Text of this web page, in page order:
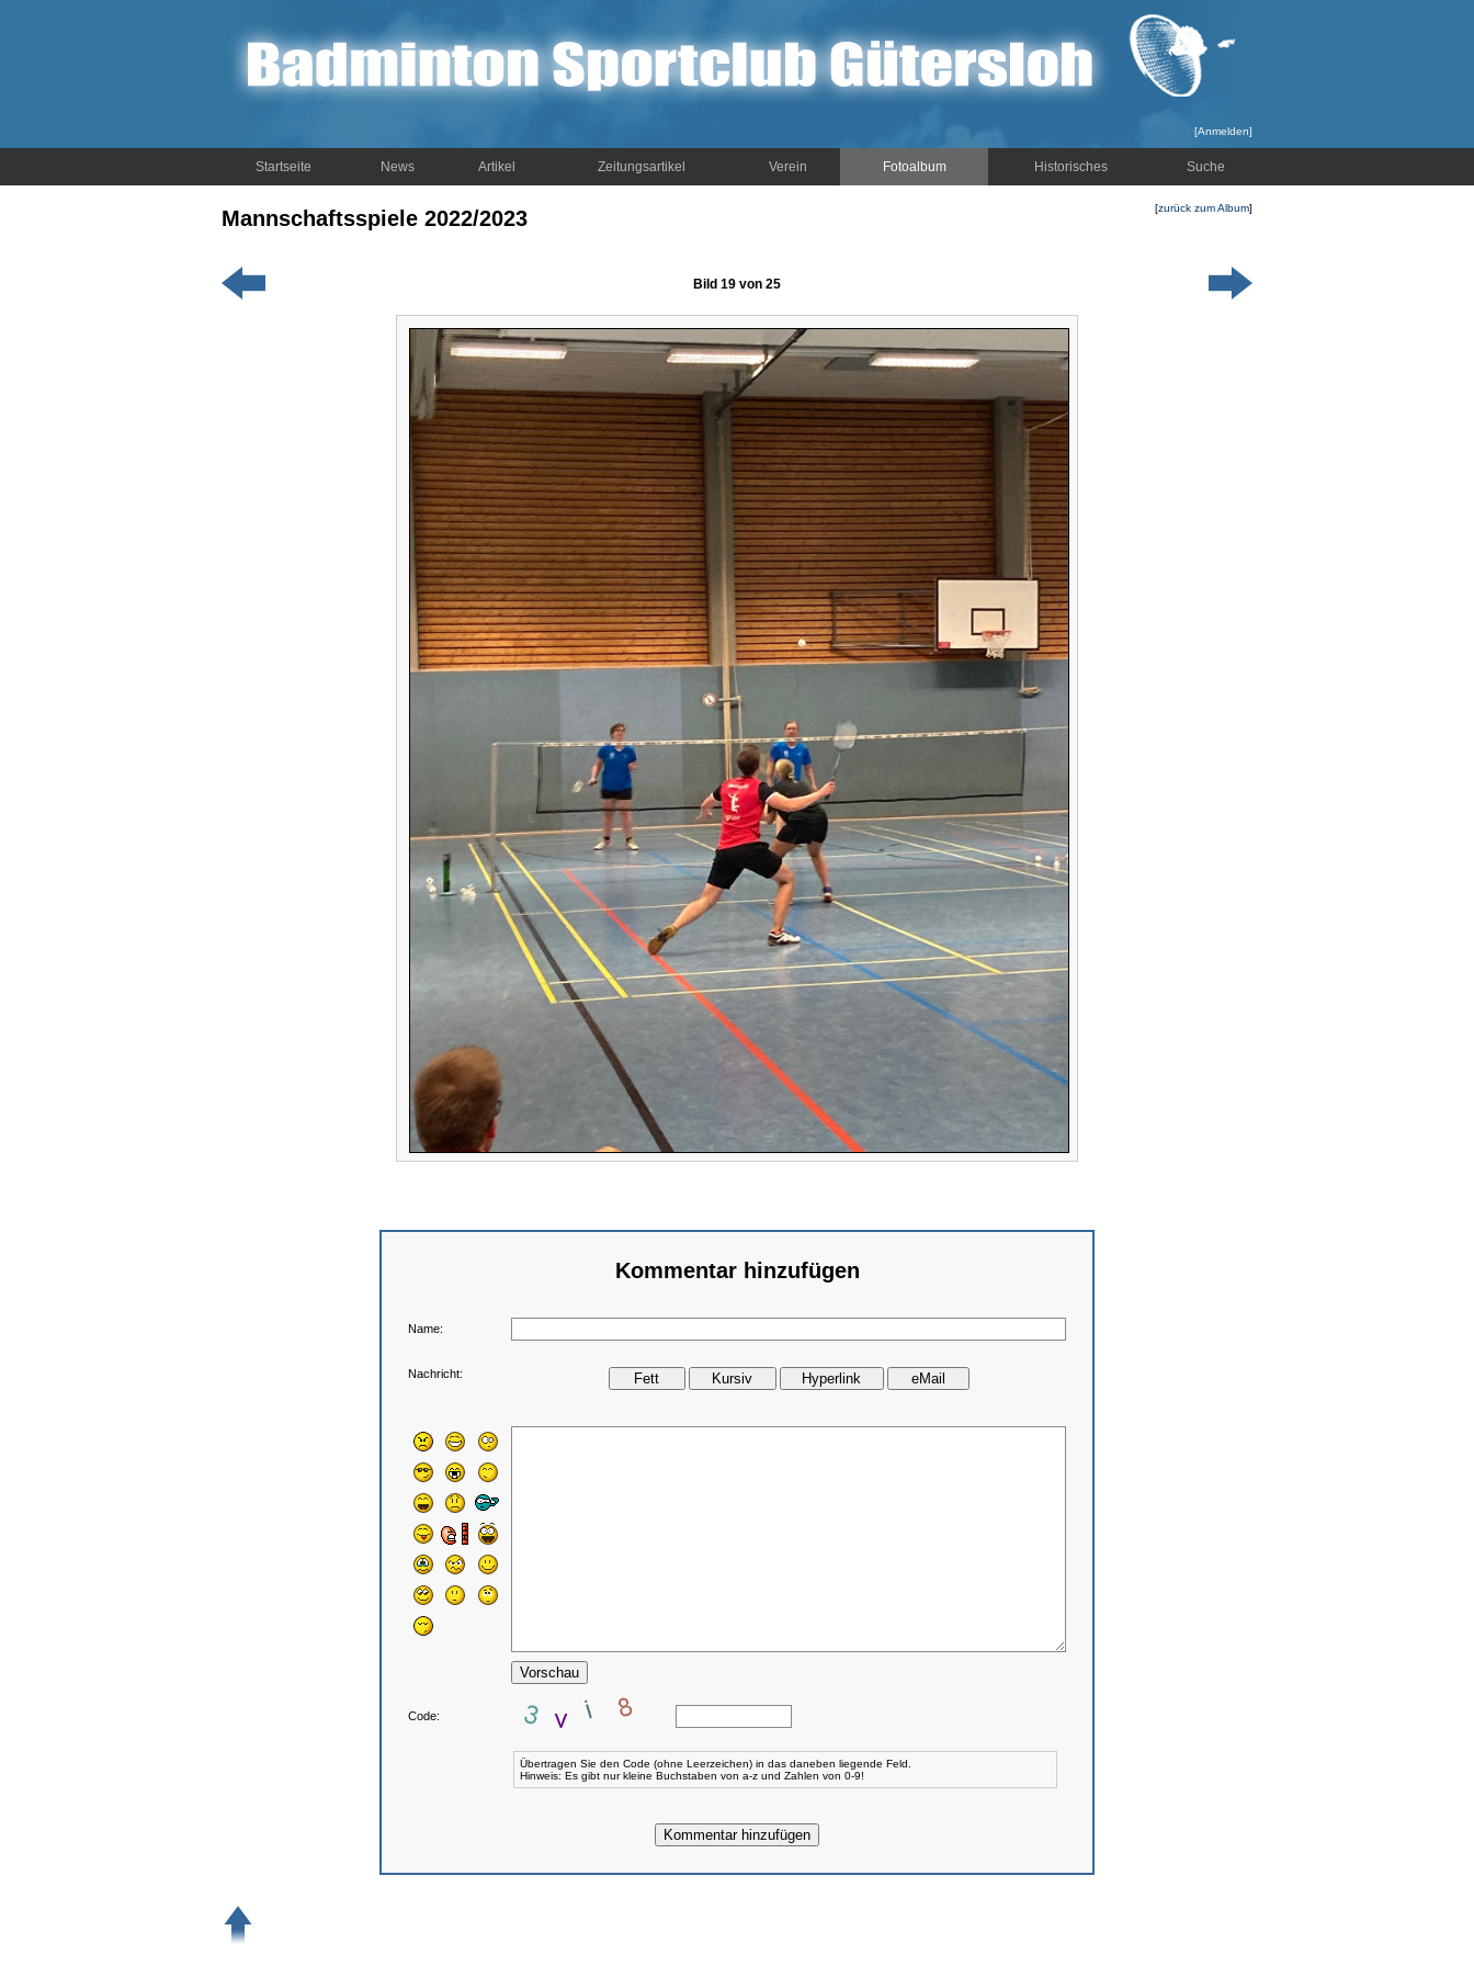
[Anmelden]
Startseite News Artikel Zeitungsartikel Verein Fotoalbum Historisches Suche
Mannschaftsspiele 2022/2023 [zurück zum Album]
Bild 19 von 25
Kommentar hinzufügen
Name:
Nachricht:
Code:
Übertragen Sie den Code (ohne Leerzeichen) in das daneben liegende Feld.
Hinweis: Es gibt nur kleine Buchstaben von a-z und Zahlen von 0-9!